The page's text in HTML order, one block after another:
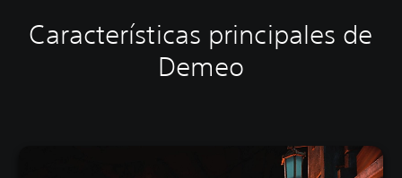
Características principales de
Demeo